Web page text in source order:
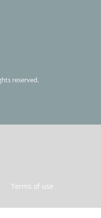
reserved.
Terms of use